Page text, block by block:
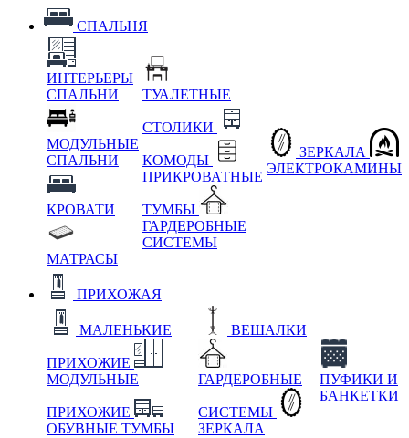
СПАЛЬНЯ
ИНТЕРЬЕРЫ
СПАЛЬНИ
МОДУЛЬНЫЕ
СПАЛЬНИ
КРОВАТИ
МАТРАСЫ
ТУАЛЕТНЫЕ
СТОЛИКИ
КОМОДЫ
ПРИКРОВАТНЫЕ
ТУМБЫ
ГАРДЕРОБНЫЕ
СИСТЕМЫ
ЗЕРКАЛА
ЭЛЕКТРОКАМИНЫ
ПРИХОЖАЯ
МАЛЕНЬКИЕ
ПРИХОЖИЕ
МОДУЛЬНЫЕ
ПРИХОЖИЕ
ОБУВНЫЕ ТУМБЫ
ВЕШАЛКИ
ГАРДЕРОБНЫЕ
СИСТЕМЫ
ЗЕРКАЛА
ПУФИКИ И
БАНКЕТКИ